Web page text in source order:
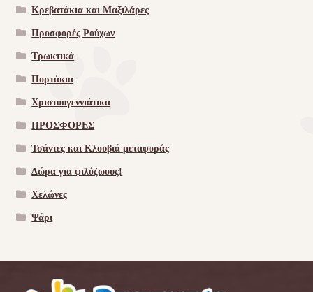
Κρεβατάκια και Μαξιλάρες
Προσφορές Ρούχων
Τρωκτικά
Πορτάκια
Χριστουγεννιάτικα
ΠΡΟΣΦΟΡΕΣ
Τσάντες και Κλουβιά μεταφοράς
Δώρα για φιλόζωους!
Χελώνες
Ψάρι